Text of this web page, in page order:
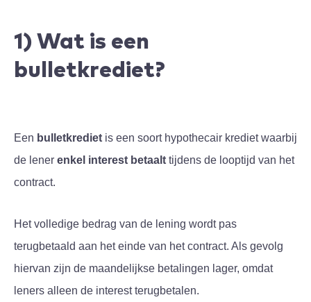
1) Wat is een
bulletkrediet?
Een bulletkrediet is een soort hypothecair krediet waarbij
de lener enkel interest betaalt tijdens de looptijd van het
contract.
Het volledige bedrag van de lening wordt pas
terugbetaald aan het einde van het contract. Als gevolg
hiervan zijn de maandelijkse betalingen lager, omdat
leners alleen de interest terugbetalen.